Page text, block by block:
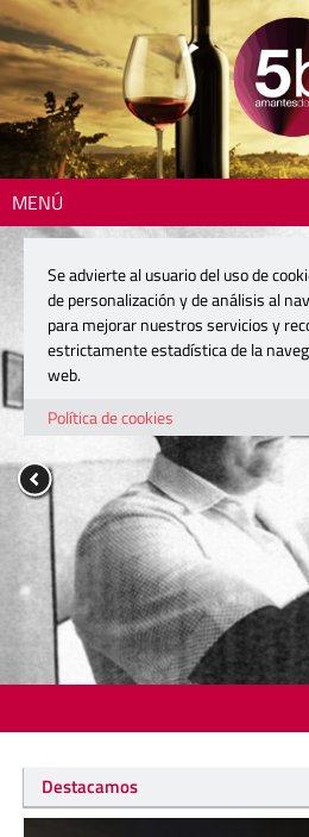
MENÚ
Destacamos
Se advierte al usuario del uso de
de personalización y de análisis al
para mejorar nuestros servicios y
estrictamente estadística de la
web.
Política de cookies